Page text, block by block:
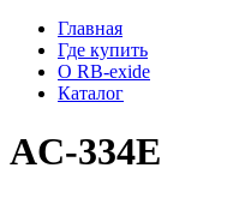
Главная
Где купить
О RB-exide
Каталог
AC-334E